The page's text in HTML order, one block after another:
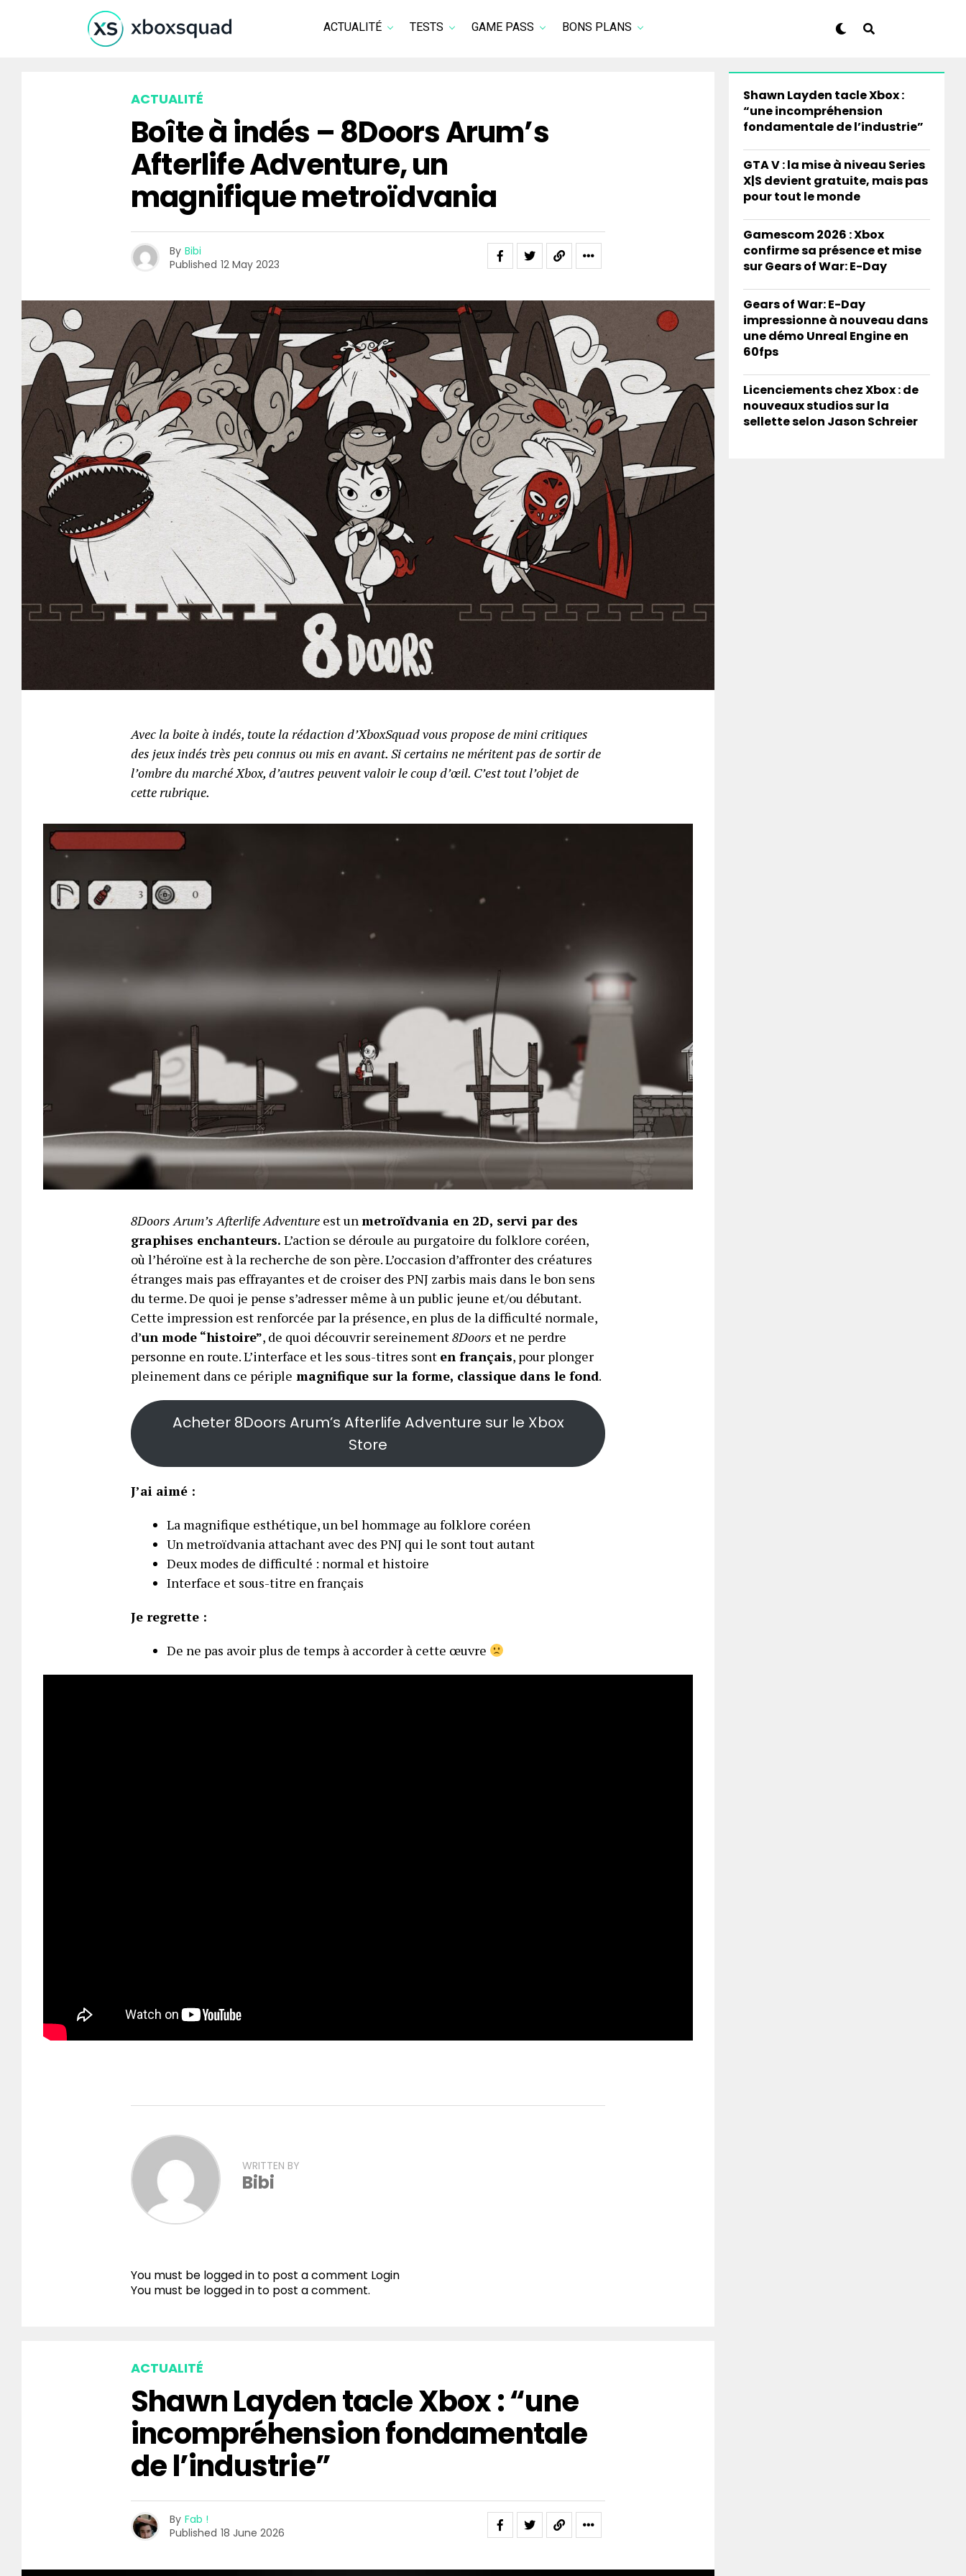
ACTUALITÉ TESTS GAME PASS BONS PLANS
ACTUALITÉ
Boîte à indés – 8Doors Arum’s
Afterlife Adventure, un
magnifique metroïdvania
By Bibi
Published 12 May 2023
Avec la boite à indés, toute la rédaction d’XboxSquad vous propose de mini critiques
des jeux indés très peu connus ou mis en avant. Si certains ne méritent pas de sortir de
l’ombre du marché Xbox, d’autres peuvent valoir le coup d’œil. C’est tout l’objet de
cette rubrique.
8Doors Arum’s Afterlife Adventure est unmetroïdvania en 2D, servi par des
graphises enchanteurs. L’action se déroule au purgatoire du folklore coréen,
où l’héroïne est à la recherche de son père. L’occasion d’affronter des créatures
étranges mais pas effrayantes et de croiser des PNJ zarbis mais dans le bon sens
du terme. De quoi je pense s’adresser même à un public jeune et/ou débutant.
Cette impression est renforcée par la présence, en plus de la difficulté normale,
d’un mode “histoire”, de quoi découvrir sereinement8Doors et ne perdre
personne en route. L’interface et les sous-titres sont en français, pour plonger
pleinement dans ce périple magnifique sur la forme, classique dans le fond.
Acheter 8Doors Arum’s Afterlife Adventure sur le Xbox
Store
J’ai aimé :
La magnifique esthétique, un bel hommage au folklore coréen
Un metroïdvania attachant avec des PNJ qui le sont tout autant
Deux modes de difficulté : normal et histoire
Interface et sous-titre en français
Je regrette :
De ne pas avoir plus de temps à accorder à cette œuvre
WRITTEN BY
Bibi
You must be logged in to post a comment Login
You must be logged in to post a comment.
ACTUALITÉ
Shawn Layden tacle Xbox : “une
incompréhension fondamentale
de l’industrie”
By Fab !
Published 18 June 2026
Shawn Layden tacle Xbox :
“une incompréhension
fondamentale de l’industrie”
GTA V : la mise à niveau Series
X|S devient gratuite, mais pas
pour tout le monde
Gamescom 2026 : Xbox
confirme sa présence et mise
sur Gears of War: E-Day
Gears of War: E-Day
impressionne à nouveau dans
une démo Unreal Engine en
60fps
Licenciements chez Xbox : de
nouveaux studios sur la
sellette selon Jason Schreier